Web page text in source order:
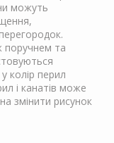
можуть
поручнем та
колір перил
і канатів може
змінити рисунок